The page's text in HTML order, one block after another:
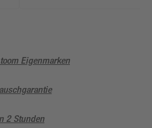
Eigenmarken
2 Stunden